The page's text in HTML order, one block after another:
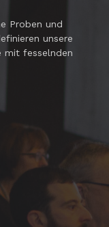
Proben und
unsere
mit fesselnden